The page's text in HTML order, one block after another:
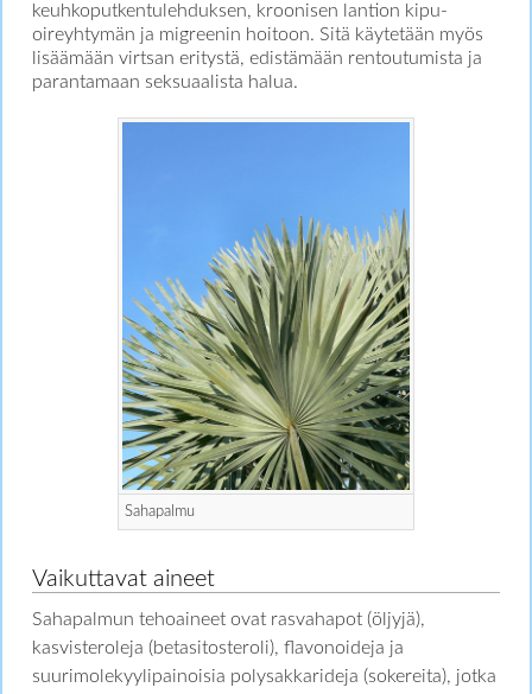
keuhkoputkentulehduksen, kroonisen lantion kipu-
oireyhtymän ja migreenin hoitoon. Sitä käytetään myös
lisäämään virtsan eritystä, edistämään rentoutumista ja
parantamaan seksuaalista halua.
Sahapalmu
Vaikuttavat aineet
Sahapalmun tehoaineet ovat rasvahapot (öljyjä),
kasvisteroleja (betasitosteroli), flavonoideja ja
suurimolekyylipainoisia polysakkarideja (sokereita), jotka